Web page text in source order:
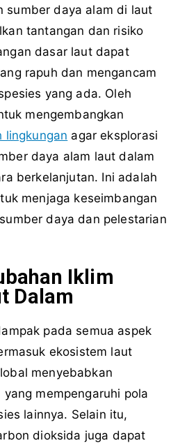
sumber daya alam di laut
tantangan dan risiko
dasar laut dapat
rapuh dan mengancam
yang ada. Oleh
mengembangkan
lingkungan agar eksplorasi
daya alam laut dalam
berkelanjutan. Ini adalah
menjaga keseimbangan
daya dan pelestarian
Iklim
Dalam
pada semua aspek
ekosistem laut
menyebabkan
mempengaruhi pola
lainnya. Selain itu,
dioksida juga dapat